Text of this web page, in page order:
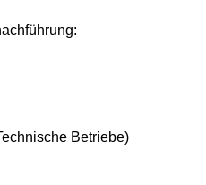
wird in einem neuen
Link wird in einem neuen
Betriebe)